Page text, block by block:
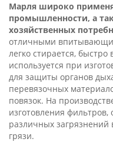
Марля широко
промышленности, а
хозяйственных
отличными
легко стирается,
используется при
для защиты органов
перевязочных
повязок. На
изготовления фильтров,
различных загрязнений
грязи.